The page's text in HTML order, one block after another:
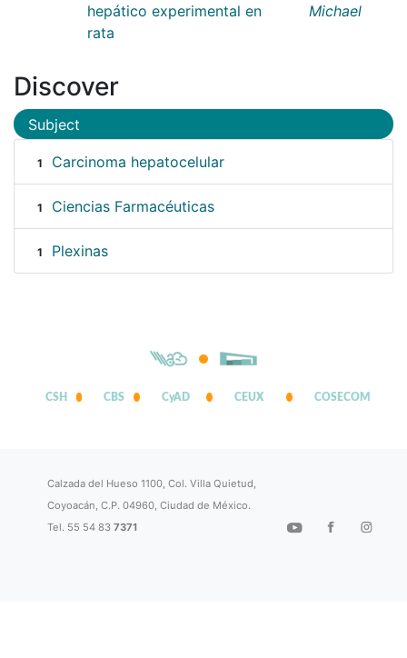
hepático experimental en
rata
Michael
Discover
Subject
1 Carcinoma hepatocelular
1 Ciencias Farmacéuticas
1 Plexinas
CSH CBS CyAD CEUX COSECOM
Calzada del Hueso 1100, Col. Villa Quietud,
Coyoacán, C.P. 04960, Ciudad de México.
Tel. 55 54 837371